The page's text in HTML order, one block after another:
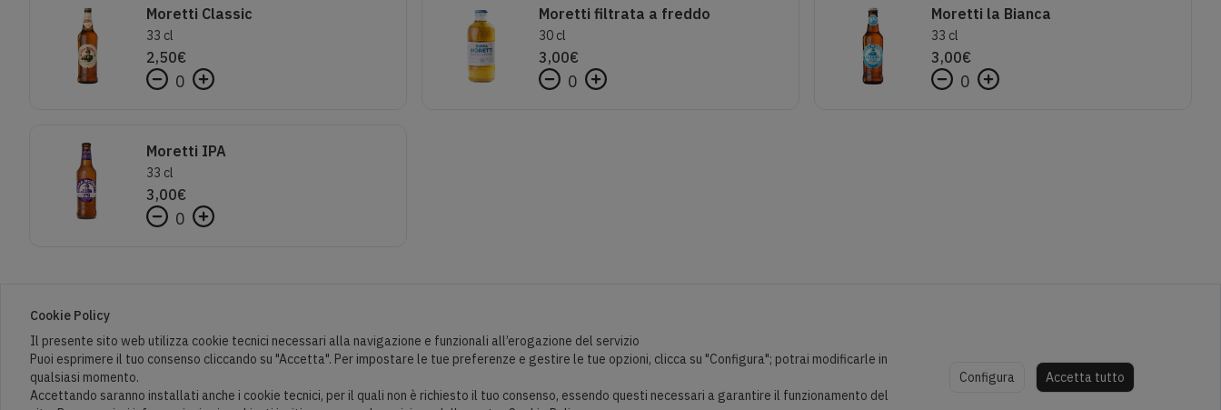
Moretti Classic
33 cl
2,50€
0
Moretti filtrata a freddo
30 cl
3,00€
0
Moretti la Bianca
33 cl
3,00€
0
Moretti IPA
33 cl
3,00€
0
Cookie Policy
Il presente sito web utilizza cookie tecnici necessari alla navigazione e funzionali all’erogazione del servizio
Puoi esprimere il tuo consenso cliccando su "Accetta". Per impostare le tue preferenze e gestire le tue opzioni, clicca su "Configura"; potrai modificarle in
qualsiasi momento.
Accettando saranno installati anche i cookie tecnici, per il quali non è richiesto il tuo consenso, essendo questi necessari a garantire il funzionamento del
Configura Accetta tutto